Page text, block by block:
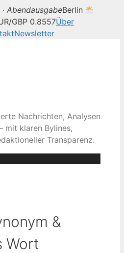
AbendausgabeBerlin
GBP 0.8557Über
Newsletter
Nachrichten, Analysen
mit klaren Bylines,
Transparenz.
&
Wort